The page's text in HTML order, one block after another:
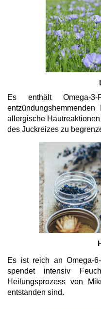
Es enthält Omega-
allergische
des Juckreizes zu
Es ist reich an Omega-
spendet intensiv
Heilungsprozess von
entstanden sind.